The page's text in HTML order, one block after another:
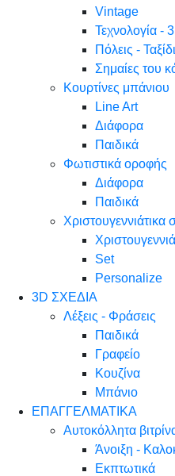
Vintage
Τεχνολογία -
Πόλεις -
Σημαίες του
Κουρτίνες μπάνιου
Line Art
Διάφορα
Παιδικά
Φωτιστικά οροφής
Διάφορα
Παιδικά
Χριστουγεννιάτικα
Set
Personalize
3D ΣΧΕΔΙΑ
Λέξεις - Φράσεις
Παιδικά
Γραφείο
Κουζίνα
Μπάνιο
ΕΠΑΓΓΕΛΜΑΤΙΚΑ
Αυτοκόλλητα
Άνοιξη -
Εκπτωτικά